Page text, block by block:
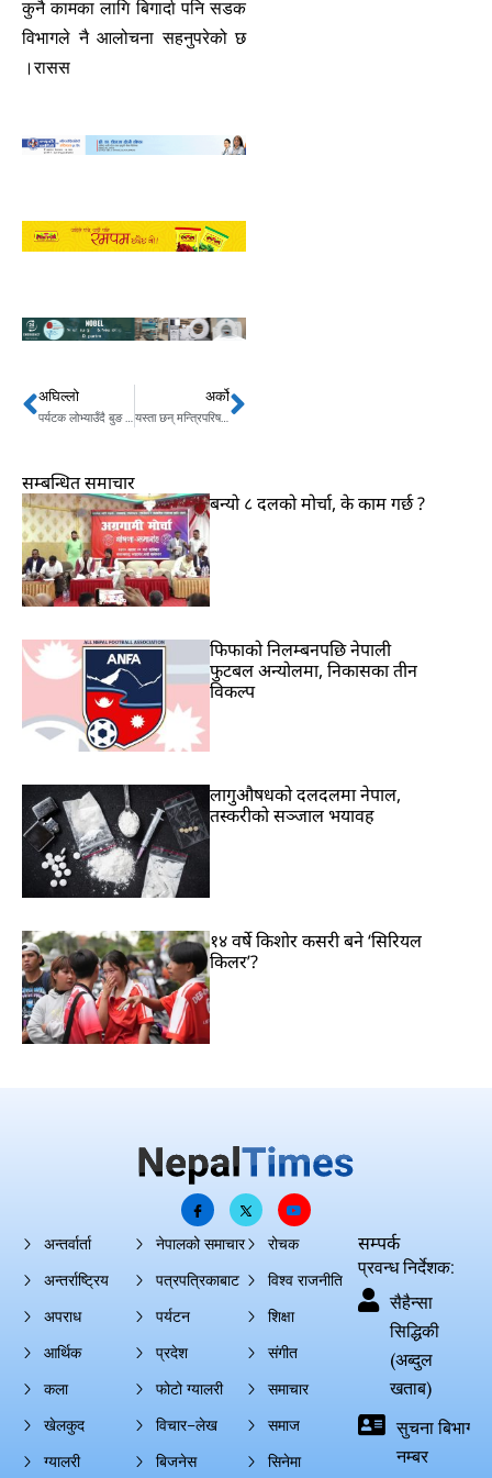
कुनै कामका लागि बिगार्दा पनि सडक
विभागले नै आलोचना सहनुपरेको छ
।रासस
Prev
अघिल्लो अर्को
यस्ता छन् मन्त्रिपरिषद् बैठकका निर्णयहरु Next
सम्बन्धित समाचार
बन्यो ८ दलको मोर्चा, के काम गर्छ ?
फिफाको निलम्बनपछि नेपाली
फुटबल अन्योलमा, निकासका तीन
विकल्प
लागुऔषधको दलदलमा नेपाल,
तस्करीको सञ्जाल भयावह
१४ वर्षे किशोर कसरी बने ‘सिरियल
किलर’?
अन्तर्वार्ता
अन्तर्राष्ट्रिय
अपराध
आर्थिक
कला
खेलकुद
ग्यालरी
नेपालको समाचार
पत्रपत्रिकाबाट
पर्यटन
प्रदेश
फोटो ग्यालरी
विचार–लेख
बिजनेस
रोचक
विश्व राजनीति
शिक्षा
संगीत
समाचार
समाज
सिनेमा
सम्पर्क
प्रवन्ध निर्देशक:
सैहैन्सा
सिद्धिकी
(अब्दुल
खताब)
सुचना बिभाग
नम्बर